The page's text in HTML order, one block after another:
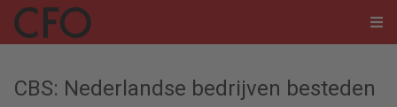
CBS: Nederlandse bedrijven besteden